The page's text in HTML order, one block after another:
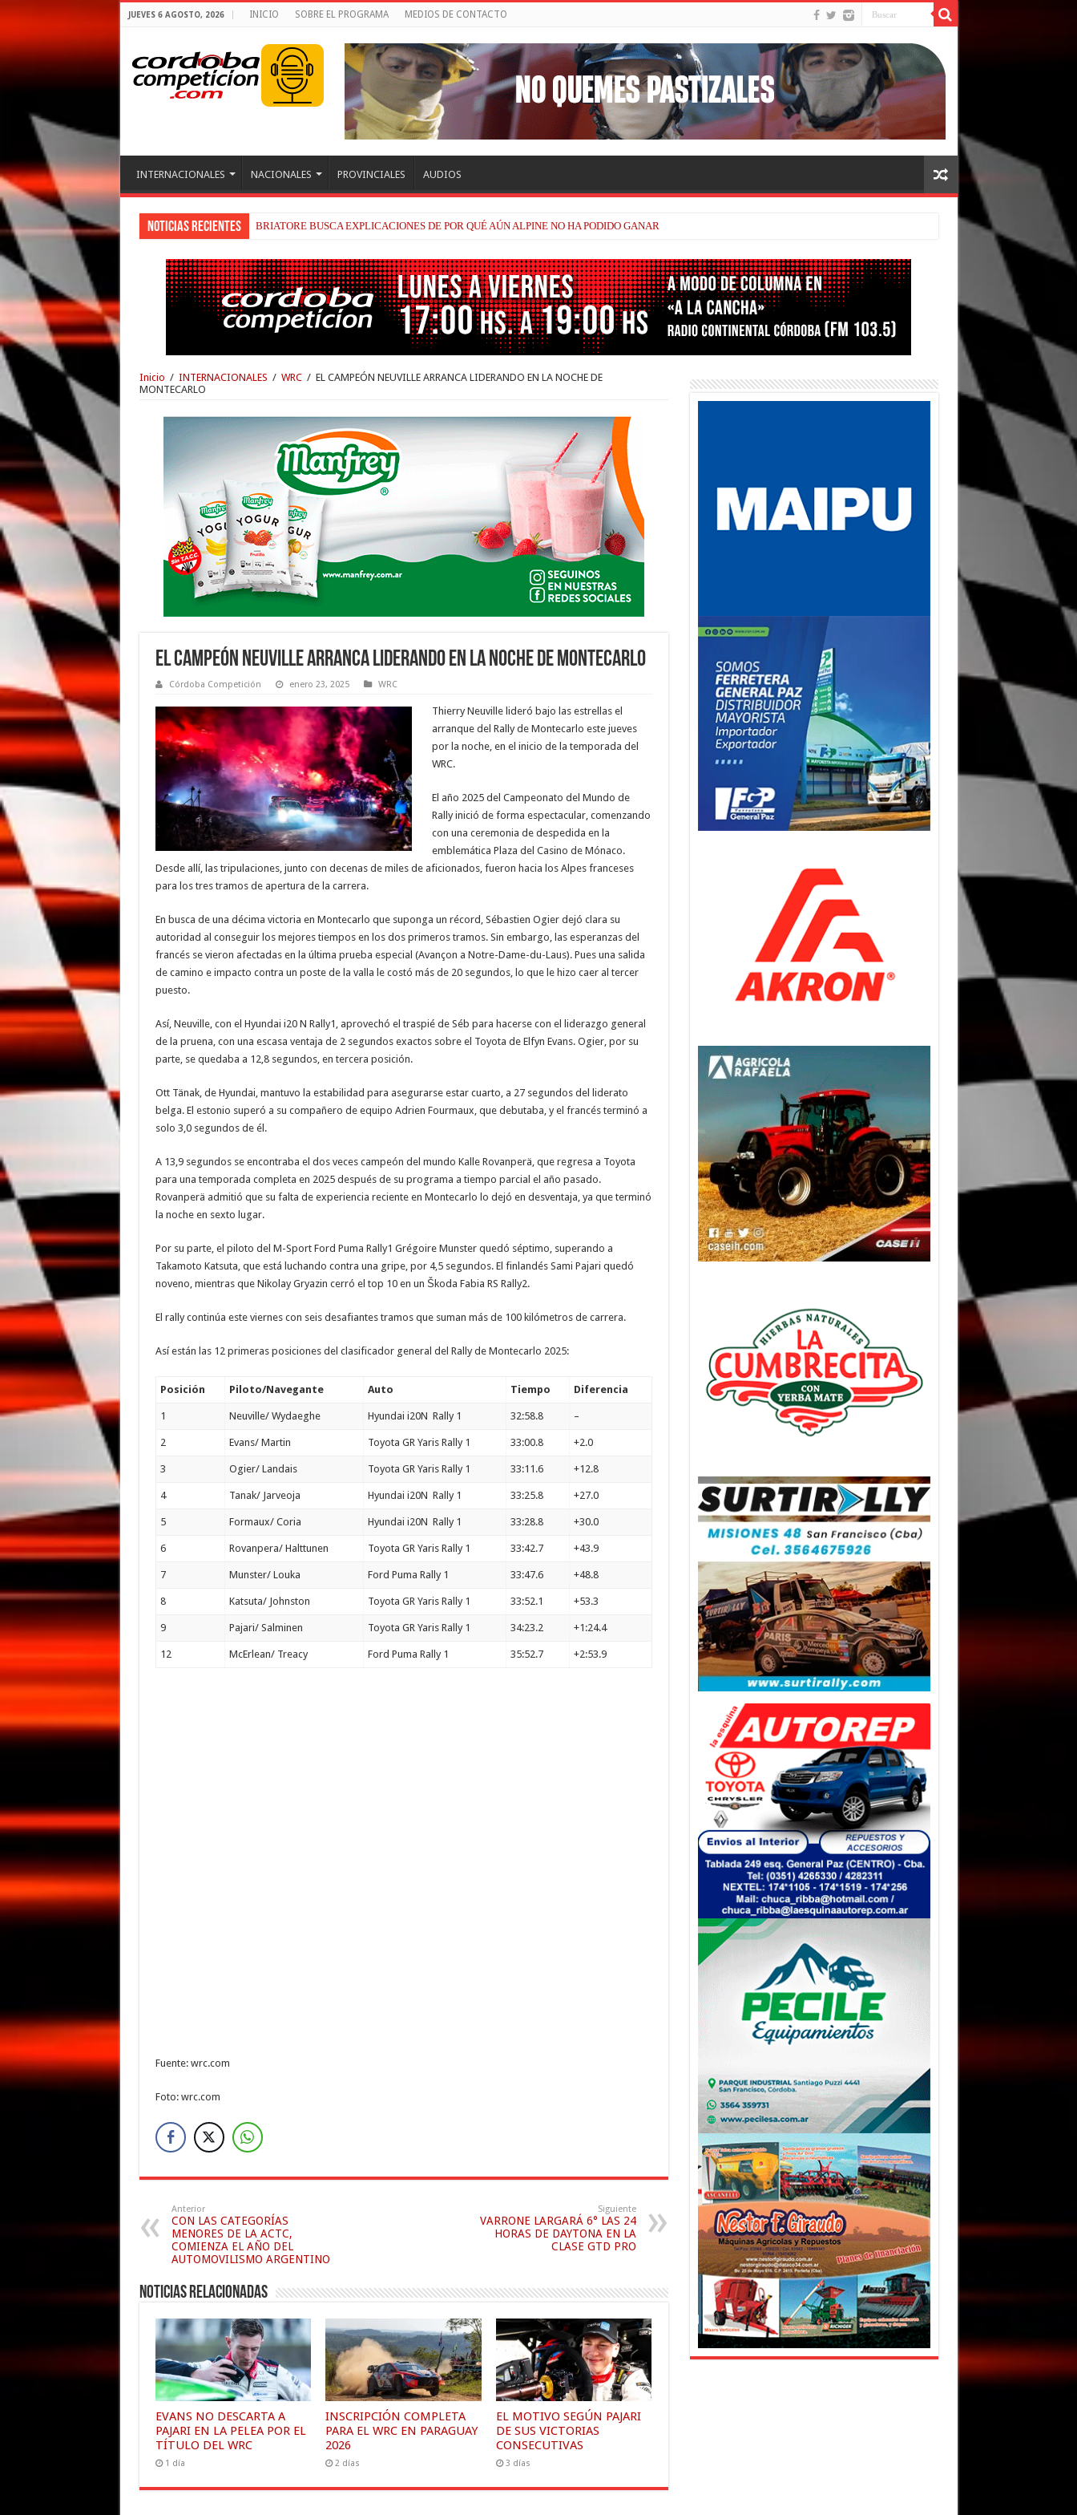
JUEVES 6 AGOSTO, 2026 INICIO SOBRE EL PROGRAMA MEDIOS DE CONTACTO
INTERNACIONALES NACIONALES PROVINCIALES AUDIOS
Noticias recientes BRIATORE BUSCA EXPLICACIONES DE POR QUÉ AÚN ALPINE NO HA PODIDO GANAR
DOMENECH REGRESA AL EQUIPO DE SU CIUDAD
Inicio / INTERNACIONALES / WRC / EL CAMPEÓN NEUVILLE ARRANCA LIDERANDO EN LA NOCHE DE
MONTECARLO
EL CAMPEÓN NEUVILLE ARRANCA LIDERANDO EN LA NOCHE DE MONTECARLO
Córdoba Competición enero 23, 2025 WRC
Thierry Neuville lideró bajo las estrellas el
arranque del Rally de Montecarlo este jueves
por la noche, en el inicio de la temporada del
WRC.
El año 2025 del Campeonato del Mundo de
Rally inició de forma espectacular, comenzando
con una ceremonia de despedida en la
emblemática Plaza del Casino de Mónaco.
Desde allí, las tripulaciones, junto con decenas de miles de aficionados, fueron hacia los Alpes franceses
para los tres tramos de apertura de la carrera.
En busca de una décima victoria en Montecarlo que suponga un récord, Sébastien Ogier dejó clara su
autoridad al conseguir los mejores tiempos en los dos primeros tramos. Sin embargo, las esperanzas del
francés se vieron afectadas en la última prueba especial (Avançon a Notre-Dame-du-Laus). Pues una salida
de camino e impacto contra un poste de la valla le costó más de 20 segundos, lo que le hizo caer al tercer
puesto.
Así, Neuville, con el Hyundai i20 N Rally1, aprovechó el traspié de Séb para hacerse con el liderazgo general
de la pruena, con una escasa ventaja de 2 segundos exactos sobre el Toyota de Elfyn Evans. Ogier, por su
parte, se quedaba a 12,8 segundos, en tercera posición.
Ott Tänak, de Hyundai, mantuvo la estabilidad para asegurarse estar cuarto, a 27 segundos del liderato
belga. El estonio superó a su compañero de equipo Adrien Fourmaux, que debutaba, y el francés terminó a
solo 3,0 segundos de él.
A 13,9 segundos se encontraba el dos veces campeón del mundo Kalle Rovanperä, que regresa a Toyota
para una temporada completa en 2025 después de su programa a tiempo parcial el año pasado.
Rovanperä admitió que su falta de experiencia reciente en Montecarlo lo dejó en desventaja, ya que terminó
la noche en sexto lugar.
Por su parte, el piloto del M-Sport Ford Puma Rally1 Grégoire Munster quedó séptimo, superando a
Takamoto Katsuta, que está luchando contra una gripe, por 4,5 segundos. El finlandés Sami Pajari quedó
noveno, mientras que Nikolay Gryazin cerró el top 10 en un Škoda Fabia RS Rally2.
El rally continúa este viernes con seis desafiantes tramos que suman más de 100 kilómetros de carrera.
Así están las 12 primeras posiciones del clasificador general del Rally de Montecarlo 2025:
Posición Piloto/Navegante Auto Tiempo Diferencia
1 Neuville/ Wydaeghe Hyundai i20N Rally 1 32:58.8 –
2 Evans/ Martin Toyota GR Yaris Rally 1 33:00.8 +2.0
3 Ogier/ Landais Toyota GR Yaris Rally 1 33:11.6 +12.8
4 Tanak/ Jarveoja Hyundai i20N Rally 1 33:25.8 +27.0
5 Formaux/ Coria Hyundai i20N Rally 1 33:28.8 +30.0
6 Rovanpera/ Halttunen Toyota GR Yaris Rally 1 33:42.7 +43.9
7 Munster/ Louka Ford Puma Rally 1 33:47.6 +48.8
8 Katsuta/ Johnston Toyota GR Yaris Rally 1 33:52.1 +53.3
9 Pajari/ Salminen Toyota GR Yaris Rally 1 34:23.2 +1:24.4
12 McErlean/ Treacy Ford Puma Rally 1 35:52.7 +2:53.9
Fuente: wrc.com
Foto: wrc.com
Anterior
CON LAS CATEGORÍAS
MENORES DE LA ACTC,
COMIENZA EL AÑO DEL
AUTOMOVILISMO ARGENTINO
Siguiente
VARRONE LARGARÁ 6° LAS 24
HORAS DE DAYTONA EN LA
CLASE GTD PRO
Noticias relacionadas
EVANS NO DESCARTA A
PAJARI EN LA PELEA POR EL
TÍTULO DEL WRC
1 día
INSCRIPCIÓN COMPLETA
PARA EL WRC EN PARAGUAY
2026
2 días
EL MOTIVO SEGÚN PAJARI
DE SUS VICTORIAS
CONSECUTIVAS
3 días